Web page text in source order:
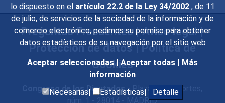
lo dispuesto en el artículo 22.2 de la Ley 34/2002 , de 11
de julio, de servicios de la sociedad de la información y de
comercio electrónico, pedimos su permiso para obtener
datos estadísticos de su navegación por el sitio web
Aceptar seleccionadas | Aceptar todas | Más
información
Necesarias|
Estadísticas| Detalle
Preguntas Frecuentes|Aviso legal|
Protección de datos|Política de
Cookies
Congreso de los Diputados- Plaza de las Cortes,
núm. 1 - 28014 - MADRID